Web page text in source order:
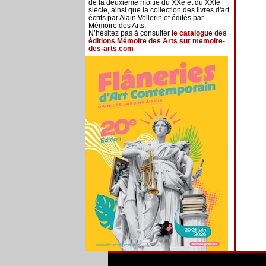
de la deuxième moitié du XXe et du XXIe
siècle, ainsi que la collection des livres d'art
écrits par Alain Vollerin et édités par
Mémoire des Arts.
N’hésitez pas à consulter l e catalogue des
éditions Mémoire des Arts sur memoire-
des-arts.com